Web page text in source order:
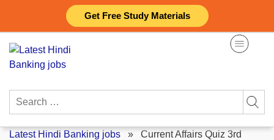
Get Free Study Materials
content
Search
Latest Hindi Banking jobs » Current Affairs Quiz 3rd